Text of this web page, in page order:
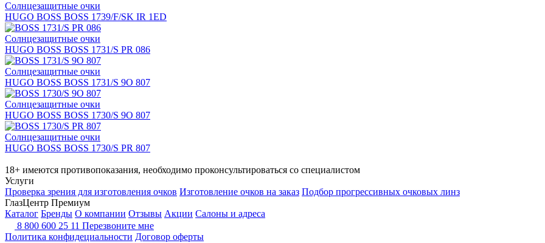
Солнцезащитные очки
HUGO BOSS BOSS 1739/F/SK IR 1ED
Солнцезащитные очки
HUGO BOSS BOSS 1731/S PR 086
Солнцезащитные очки
HUGO BOSS BOSS 1731/S 9O 807
Солнцезащитные очки
HUGO BOSS BOSS 1730/S 9O 807
Солнцезащитные очки
HUGO BOSS BOSS 1730/S PR 807
18+ имеются противопоказания, необходимо проконсультироваться со специалистом
Услуги
Проверка зрения для изготовления очков Изготовление очков на заказ Подбор прогрессивных очковых линз
ГлазЦентр Премиум
Каталог Бренды О компании Отзывы Акции Салоны и адреса
8 800 600 25 11 Перезвоните мне
Политика конфидециальности Договор оферты